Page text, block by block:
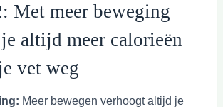
Met meer beweging
altijd meer calorieën
vet weg
Meer bewegen verhoogt altijd je